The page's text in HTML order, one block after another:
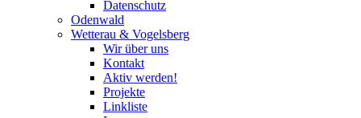
Datenschutz
Odenwald
Wetterau & Vogelsberg
Wir über uns
Kontakt
Aktiv werden!
Projekte
Linkliste